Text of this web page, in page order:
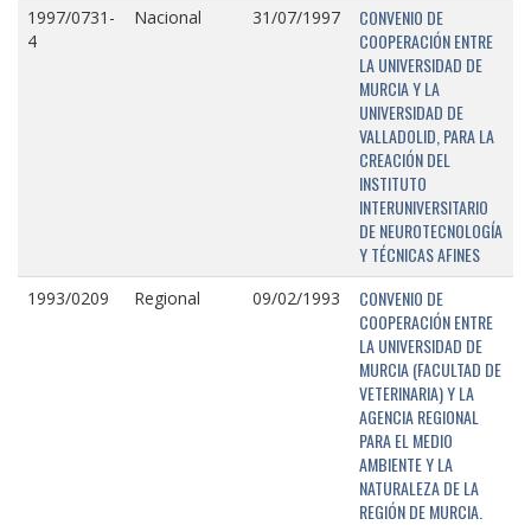
1997/0731-
4
Nacional 31/07/1997
CONVENIO DE
COOPERACIÓN ENTRE
LA UNIVERSIDAD DE
MURCIA Y LA
UNIVERSIDAD DE
VALLADOLID, PARA LA
CREACIÓN DEL
INSTITUTO
INTERUNIVERSITARIO
DE NEUROTECNOLOGÍA
Y TÉCNICAS AFINES
1993/0209 Regional 09/02/1993
CONVENIO DE
COOPERACIÓN ENTRE
LA UNIVERSIDAD DE
MURCIA (FACULTAD DE
VETERINARIA) Y LA
AGENCIA REGIONAL
PARA EL MEDIO
AMBIENTE Y LA
NATURALEZA DE LA
REGIÓN DE MURCIA.